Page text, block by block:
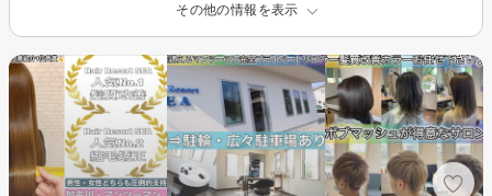
その他の情報を表示